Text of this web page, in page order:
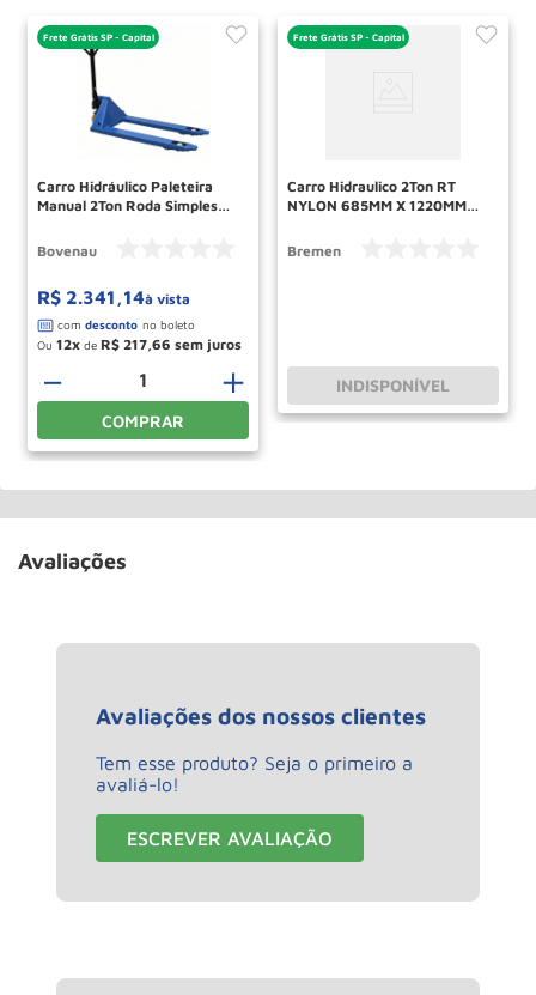
Frete Grátis SP - Capital
Carro Hidráulico Paleteira
Manual 2Ton Roda Simples
BOVENAU
Bovenau
R$ 2.341 ,14à vista
Ou 12 de R$ 217 66
＋
－
COMPRAR
Frete Grátis SP - Capital
Carro Hidraulico 2Ton RT
NYLON 685MM X 1220MM
Bremen
INDISPONÍVEL
Avaliações
Avaliações dos nossos clientes
Tem esse produto? Seja o primeiro a
avaliá-lo!
ESCREVER AVALIAÇÃO